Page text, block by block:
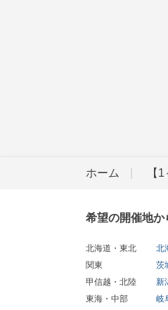
ホーム 【
希望の開催地
北海道・東北 北
関東
茨
甲信越・北陸
新
東海・中部
岐